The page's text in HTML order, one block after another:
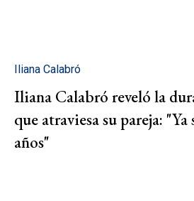
Iliana Calabró
Iliana Calabró reveló la
que atraviesa su pareja:
años"